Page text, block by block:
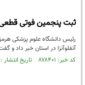
ثبت پنجمین فوتی قطعی
رئیس دانشگاه علوم پزشکی
آنفلوآنزا در استان خبر داد
کد خبر: ۸۷۸۴۰۱ تاریخ انتشار : ۱۴۰۴/۰۹/۲۲